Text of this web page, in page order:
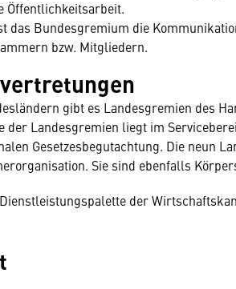
Öffentlichkeitsarbeit.
das Bundesgremium die
bzw. Mitgliedern.
gibt es Landesgremien des
der Landesgremien liegt im
Gesetzesbegutachtung. Die neun
Sie sind ebenfalls
der